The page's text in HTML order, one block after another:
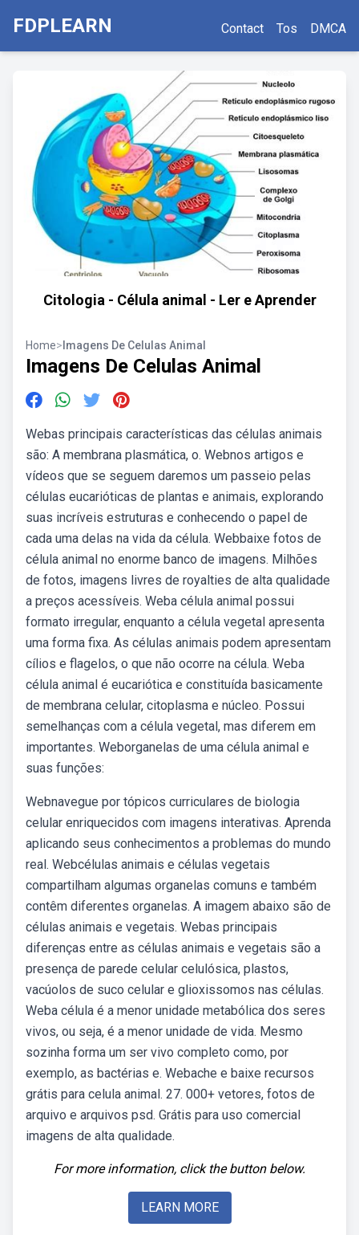
FDPLEARN Contact Tos DMCA
Citologia - Célula animal - Ler e Aprender
Home> Imagens De Celulas Animal
Imagens De Celulas Animal
Webas principais características das células animais
são: A membrana plasmática, o. Webnos artigos e
vídeos que se seguem daremos um passeio pelas
células eucarióticas de plantas e animais, explorando
suas incríveis estruturas e conhecendo o papel de
cada uma delas na vida da célula. Webbaixe fotos de
célula animal no enorme banco de imagens. Milhões
de fotos, imagens livres de royalties de alta qualidade
a preços acessíveis. Weba célula animal possui
formato irregular, enquanto a célula vegetal apresenta
uma forma fixa. As células animais podem apresentam
cílios e flagelos, o que não ocorre na célula. Weba
célula animal é eucariótica e constituída basicamente
de membrana celular, citoplasma e núcleo. Possui
semelhanças com a célula vegetal, mas diferem em
importantes. Weborganelas de uma célula animal e
suas funções:
Webnavegue por tópicos curriculares de biologia
celular enriquecidos com imagens interativas. Aprenda
aplicando seus conhecimentos a problemas do mundo
real. Webcélulas animais e células vegetais
compartilham algumas organelas comuns e também
contêm diferentes organelas. A imagem abaixo são de
células animais e vegetais. Webas principais
diferenças entre as células animais e vegetais são a
presença de parede celular celulósica, plastos,
vacúolos de suco celular e glioxissomos nas células.
Weba célula é a menor unidade metabólica dos seres
vivos, ou seja, é a menor unidade de vida. Mesmo
sozinha forma um ser vivo completo como, por
exemplo, as bactérias e. Webache e baixe recursos
grátis para celula animal. 27. 000+ vetores, fotos de
arquivo e arquivos psd. Grátis para uso comercial
imagens de alta qualidade.
For more information, click the button below.
LEARN MORE